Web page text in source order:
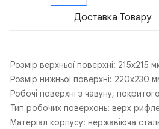
Доставка Товару
Розмір верхньої поверхні: 215х215
Розмір нижньої поверхні: 220х230
Робочі поверхні з чавуну,
Тип робочих поверхонь: верх
Матеріал корпусу: нержавіюча